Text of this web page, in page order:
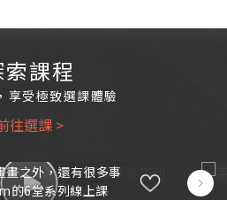
索課程
享受極致選課體驗
往選課 >
畫之外，還有很多事
的6堂系列線上課